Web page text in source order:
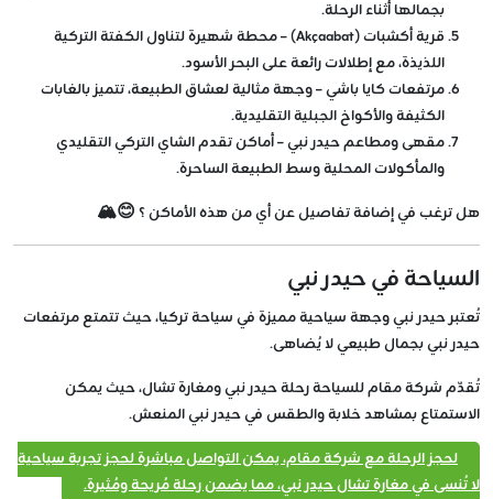
بجمالها أثناء الرحلة.
قرية أكشبات (Akçaabat) – محطة شهيرة لتناول الكفتة التركية
اللذيذة، مع إطلالات رائعة على البحر الأسود.
مرتفعات كايا باشي – وجهة مثالية لعشاق الطبيعة، تتميز بالغابات
الكثيفة والأكواخ الجبلية التقليدية.
مقهى ومطاعم حيدر نبي – أماكن تقدم الشاي التركي التقليدي
والمأكولات المحلية وسط الطبيعة الساحرة.
هل ترغب في إضافة تفاصيل عن أي من هذه الأماكن ؟ 😊🏔️
السياحة في حيدر نبي
تُعتبر حيدر نبي وجهة سياحية مميزة في سياحة تركيا، حيث تتمتع مرتفعات
حيدر نبي بجمال طبيعي لا يُضاهى.
تُقدّم شركة مقام للسياحة رحلة حيدر نبي ومغارة تشال، حيث يمكن
الاستمتاع بمشاهد خلابة والطقس في حيدر نبي المنعش.
لحجز الرحلة مع شركة مقام، يمكن التواصل مباشرة لحجز تجربة سياحية
لا تُنسى في مغارة تشال حيدر نبي، مما يضمن رحلة مُريحة ومُثيرة.